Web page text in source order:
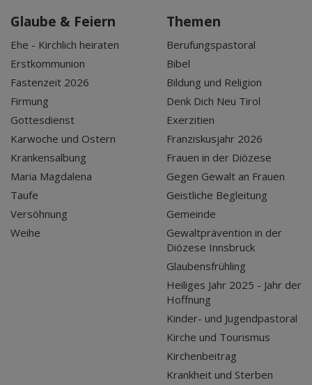
Glaube & Feiern
Ehe - Kirchlich heiraten
Erstkommunion
Fastenzeit 2026
Firmung
Gottesdienst
Karwoche und Ostern
Krankensalbung
Maria Magdalena
Taufe
Versöhnung
Weihe
Themen
Berufungspastoral
Bibel
Bildung und Religion
Denk Dich Neu Tirol
Exerzitien
Franziskusjahr 2026
Frauen in der Diözese
Gegen Gewalt an Frauen
Geistliche Begleitung
Gemeinde
Gewaltprävention in der
Diözese Innsbruck
Glaubensfrühling
Heiliges Jahr 2025 - Jahr der
Hoffnung
Kinder- und Jugendpastoral
Kirche und Tourismus
Kirchenbeitrag
Krankheit und Sterben